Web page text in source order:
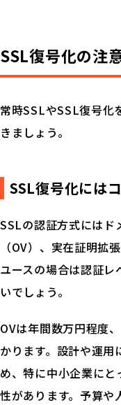
SSL復号化の注
常時SSLやSSL復号化
きましょう。
SSL復号化には
SSLの認証方式にはド
（OV）、実在証明拡
ユースの場合は認証レ
いでしょう。
OVは年間数万円程度
かります。設計や運
め、特に中小企業に
性があります。予算や